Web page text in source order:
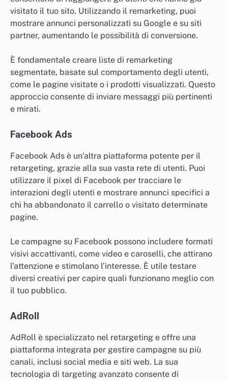
visitato il tuo sito. Utilizzando il remarketing, puoi
mostrare annunci personalizzati su Google e su siti
partner, aumentando le possibilità di conversione.
È fondamentale creare liste di remarketing
segmentate, basate sul comportamento degli utenti,
come le pagine visitate o i prodotti visualizzati. Questo
approccio consente di inviare messaggi più pertinenti
e mirati.
Facebook Ads
Facebook Ads è un’altra piattaforma potente per il
retargeting, grazie alla sua vasta rete di utenti. Puoi
utilizzare il pixel di Facebook per tracciare le
interazioni degli utenti e mostrare annunci specifici a
chi ha abbandonato il carrello o visitato determinate
pagine.
Le campagne su Facebook possono includere formati
visivi accattivanti, come video e caroselli, che attirano
l’attenzione e stimolano l’interesse. È utile testare
diversi creativi per capire quali funzionano meglio con
il tuo pubblico.
AdRoll
AdRoll è specializzato nel retargeting e offre una
piattaforma integrata per gestire campagne su più
canali, inclusi social media e siti web. La sua
tecnologia di targeting avanzato consente di